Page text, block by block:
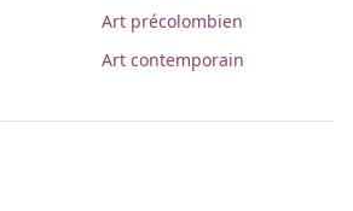
Art précolombien
Art contemporain